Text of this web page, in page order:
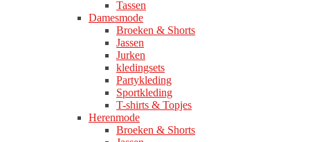
Tassen
Damesmode
Broeken & Shorts
Jassen
Jurken
kledingsets
Partykleding
Sportkleding
T-shirts & Topjes
Herenmode
Broeken & Shorts